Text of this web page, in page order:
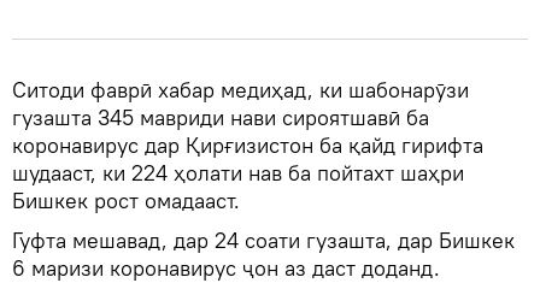
Ситоди фаврӣ хабар медиҳад, ки шабонарӯзи
гузашта 345 мавриди нави сироятшавӣ ба
коронавирус дар Қирғизистон ба қайд гирифта
шудааст, ки 224 ҳолати нав ба пойтахт шаҳри
Бишкек рост омадааст.
Гуфта мешавад, дар 24 соати гузашта, дар Бишкек
6 маризи коронавирус ҷон аз даст доданд.